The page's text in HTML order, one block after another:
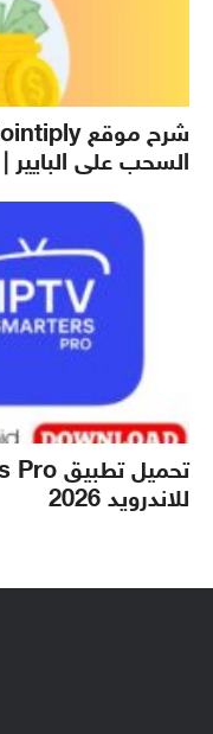
السحب على البايير |
للاندرويد 2026